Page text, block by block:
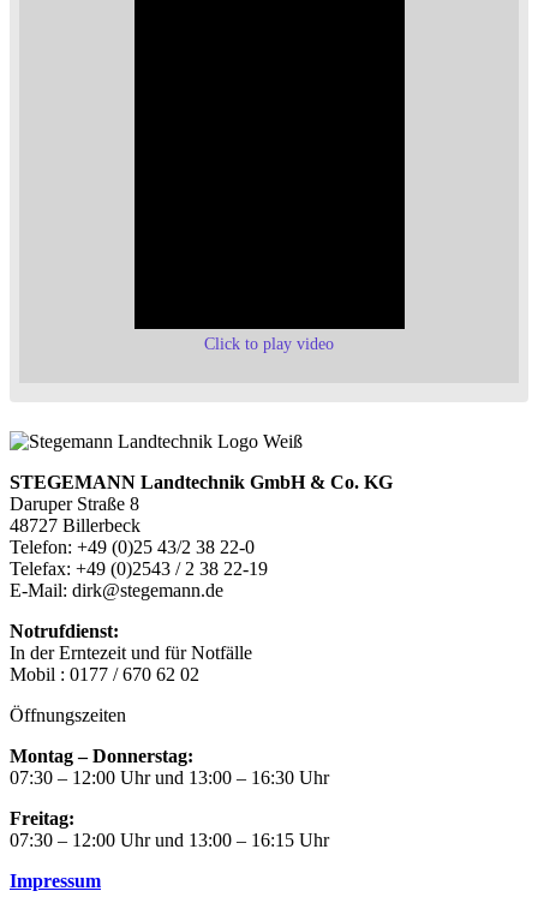
Click to play video
STEGEMANN Landtechnik GmbH & Co. KG
Daruper Straße 8
48727 Billerbeck
Telefon: +49 (0)25 43/2 38 22-0
Telefax: +49 (0)2543 / 2 38 22-19
E-Mail: dirk@stegemann.de
Notrufdienst:
In der Erntezeit und für Notfälle
Mobil : 0177 / 670 62 02
Öffnungszeiten
Montag – Donnerstag:
07:30 – 12:00 Uhr und 13:00 – 16:30 Uhr
Freitag:
07:30 – 12:00 Uhr und 13:00 – 16:15 Uhr
Impressum